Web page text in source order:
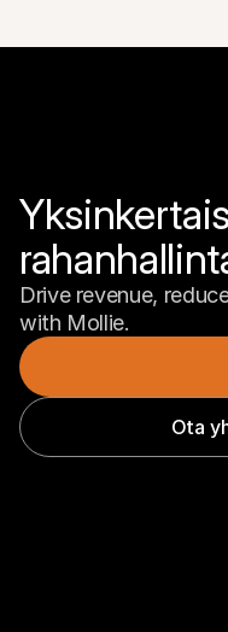
Drive revenue,
with Mollie.
Ota